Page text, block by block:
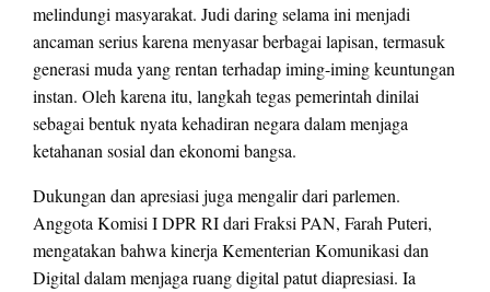
melindungi masyarakat. Judi daring selama ini menjadi
ancaman serius karena menyasar berbagai lapisan, termasuk
generasi muda yang rentan terhadap iming-iming keuntungan
instan. Oleh karena itu, langkah tegas pemerintah dinilai
sebagai bentuk nyata kehadiran negara dalam menjaga
ketahanan sosial dan ekonomi bangsa.
Dukungan dan apresiasi juga mengalir dari parlemen.
Anggota Komisi I DPR RI dari Fraksi PAN, Farah Puteri,
mengatakan bahwa kinerja Kementerian Komunikasi dan
Digital dalam menjaga ruang digital patut diapresiasi. Ia